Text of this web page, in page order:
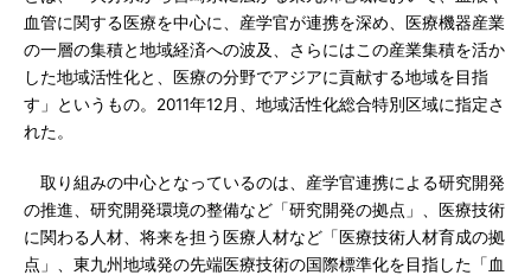
血管に関する医療を中心に、産学官が連携を深め、医療機器産業
の一層の集積と地域経済への波及、さらにはこの産業集積を活か
した地域活性化と、医療の分野でアジアに貢献する地域を目指
す」というもの。2011年12月、地域活性化総合特別区域に指定さ
れた。
取り組みの中心となっているのは、産学官連携による研究開発
の推進、研究開発環境の整備など「研究開発の拠点」、医療技術
に関わる人材、将来を担う医療人材など「医療技術人材育成の拠
点」、東九州地域発の先端医療技術の国際標準化を目指した「血